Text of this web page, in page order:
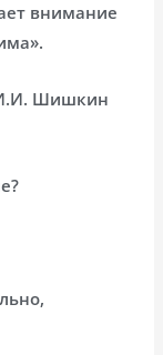
внимание
И.И. Шишкин